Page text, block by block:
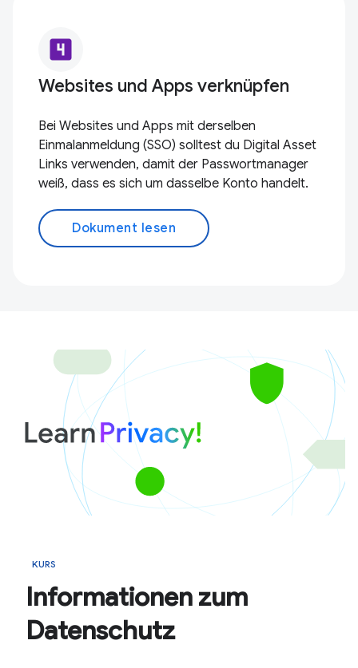
looks_4
Websites und Apps verknüpfen
Bei Websites und Apps mit derselben
Einmalanmeldung (SSO) solltest du Digital Asset
Links verwenden, damit der Passwortmanager
weiß, dass es sich um dasselbe Konto handelt.
Dokument lesen
KURS
Informationen zum
Datenschutz